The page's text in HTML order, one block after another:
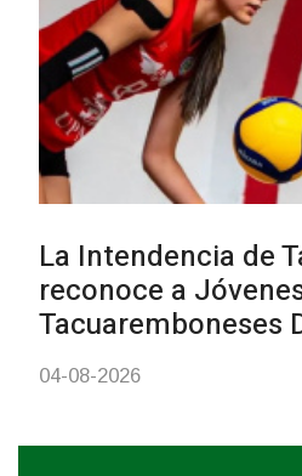
Actualización
vacunación
meningococo
03-08-2026